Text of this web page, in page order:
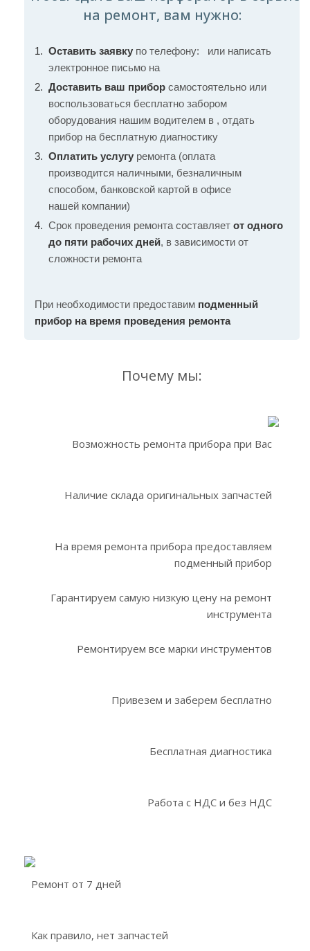
на ремонт, вам нужно:
Оставить заявку по телефону:
или написать
электронное письмо на
Доставить ваш прибор самостоятельно или
воспользоваться бесплатно забором
оборудования нашим водителем в , отдать
прибор на бесплатную диагностику
Оплатить услугу ремонта (оплата
производится наличными, безналичным
способом, банковской картой в офисе
нашей компании)
Срок проведения ремонта составляет от одного
до пяти рабочих дней, в зависимости от
сложности ремонта
При необходимости предоставим подменный
прибор на время проведения ремонта
Почему мы:
Возможность ремонта прибора при Вас
Наличие склада оригинальных запчастей
На время ремонта прибора предоставляем
подменный прибор
Гарантируем самую низкую цену на ремонт
инструмента
Ремонтируем все марки инструментов
Привезем и заберем бесплатно
Бесплатная диагностика
Работа с НДС и без НДС
Ремонт от 7 дней
Как правило, нет запчастей